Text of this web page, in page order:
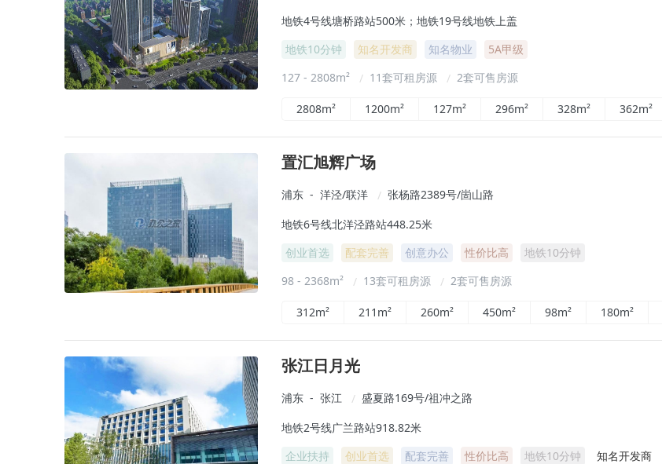
地铁4号线塘桥路站500米；地铁19号线地铁上盖
地铁10分钟
知名开发商 知名物业
5A甲级
127 - 2808m²
/ 11套可租房源 / 2套可售房源
2808m² 1200m² 127m² 296m² 328m² 362m²
置汇旭辉广场
浦东 - 洋泾/联洋 / 张杨路2389号/崮山路
地铁6号线北洋泾路站448.25米
创业首选
配套完善 创意办公 性价比高
地铁10分钟
98 - 2368m²
/ 13套可租房源 / 2套可售房源
312m² 211m² 260m² 450m² 98m² 180m²
张江日月光
浦东 - 张江 / 盛夏路169号/祖冲之路
地铁2号线广兰路站918.82米
企业扶持
创业首选 配套完善 性价比高 地铁10分钟 知名开发商